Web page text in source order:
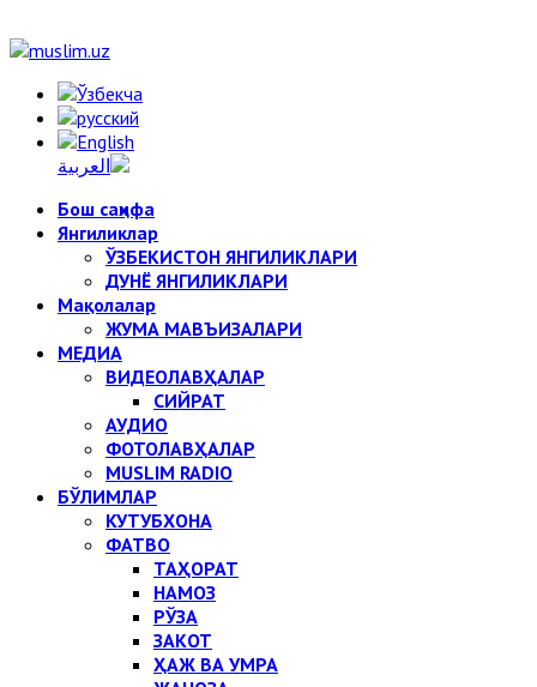
Бош саҳифа
Янгиликлар
ЎЗБЕКИСТОН ЯНГИЛИКЛАРИ
ДУНЁ ЯНГИЛИКЛАРИ
Мақолалар
ЖУМА МАВЪИЗАЛАРИ
МЕДИА
ВИДЕОЛАВҲАЛАР
СИЙРАТ
АУДИО
ФОТОЛАВҲАЛАР
MUSLIM RADIO
БЎЛИМЛАР
КУТУБХОНА
ФАТВО
ТАҲОРАТ
НАМОЗ
РЎЗА
ЗАКОТ
ҲАЖ ВА УМРА